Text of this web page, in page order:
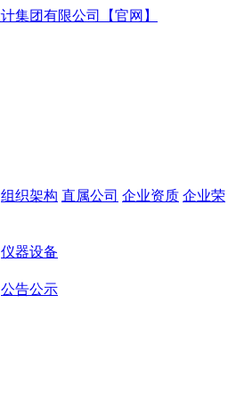
组织架构 直属公司 企业资质 企业荣
仪器设备
公告公示